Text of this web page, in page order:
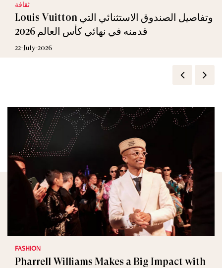
ثقافة
Louis Vuitton وتفاصيل الصندوق الاستثنائي التي
قدمنه في نهائي كأس العالم 2026
22-July-2026
FASHION
Pharrell Williams Makes a Big Impact with